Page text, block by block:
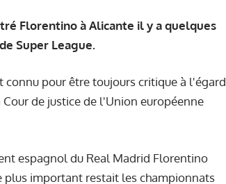
Florentino à Alicante il y a quelques
Super League.
pour être toujours critique à l'égard
Cour de justice de l'Union européenne
espagnol du Real Madrid Florentino
plus important restait les championnats